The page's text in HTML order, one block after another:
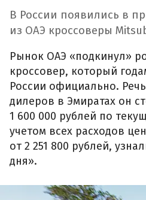
В России появились в
из ОАЭ кроссоверы
Рынок ОАЭ «подкинул»
кроссовер, который
России официально.
дилеров в Эмиратах он
1 600 000 рублей по
учетом всех расходов
от 2 251 800 рублей,
дня».